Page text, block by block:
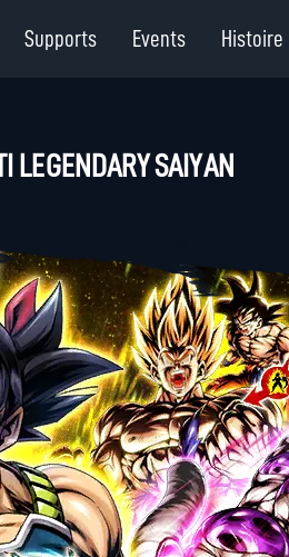
Supports Events Histoire
LEGENDARY SAIYAN